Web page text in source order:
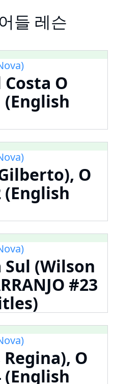
들 레슨
Costa O
(English
O
(English
(Wilson
#23
O
(English